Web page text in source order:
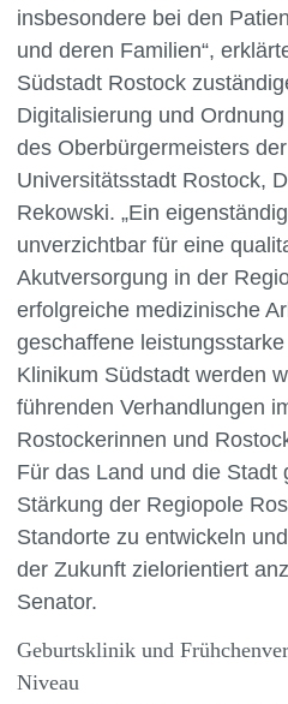
insbesondere bei den
und deren Familien“,
Südstadt Rostock
Digitalisierung und
des Oberbürgermeisters
Universitätsstadt Rostock,
Rekowski. „Ein
unverzichtbar für eine
Akutversorgung in der
erfolgreiche medizinische
geschaffene
Klinikum Südstadt werden
führenden Verhandlungen
Rostockerinnen und
Für das Land und die Stadt
Stärkung der Regiopole
Standorte zu entwickeln
der Zukunft zielorientiert
Senator.
Geburtsklinik und
Niveau